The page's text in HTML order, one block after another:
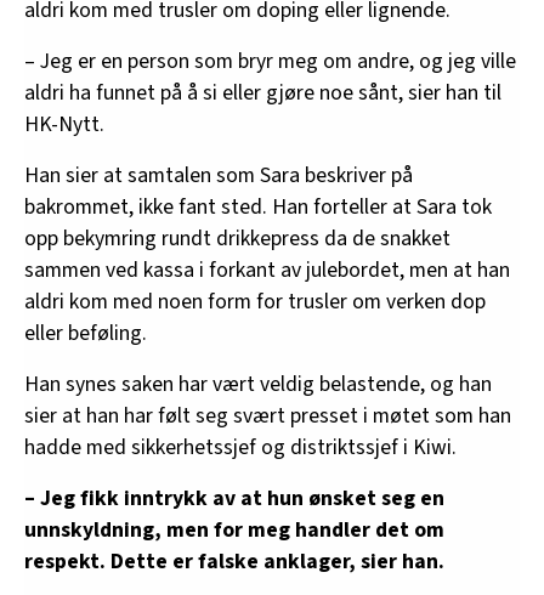
aldri kom med trusler om doping eller lignende.
– Jeg er en person som bryr meg om andre, og jeg ville
aldri ha funnet på å si eller gjøre noe sånt, sier han til
HK-Nytt.
Han sier at samtalen som Sara beskriver på
bakrommet, ikke fant sted. Han forteller at Sara tok
opp bekymring rundt drikkepress da de snakket
sammen ved kassa i forkant av julebordet, men at han
aldri kom med noen form for trusler om verken dop
eller beføling.
Han synes saken har vært veldig belastende, og han
sier at han har følt seg svært presset i møtet som han
hadde med sikkerhetssjef og distriktssjef i Kiwi.
– Jeg fikk inntrykk av at hun ønsket seg en
unnskyldning, men for meg handler det om
respekt. Dette er falske anklager, sier han.